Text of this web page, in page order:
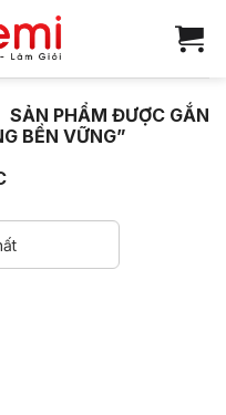
SẢN PHẨM ĐƯỢC GẮN
BỀN VỮNG”